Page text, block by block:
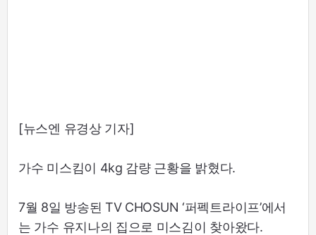
[뉴스엔 유경상 기자]
가수 미스킴이 4kg 감량 근황을 밝혔다.
7월 8일 방송된 TV CHOSUN ‘퍼펙트라이프’에서
는 가수 유지나의 집으로 미스김이 찾아왔다.